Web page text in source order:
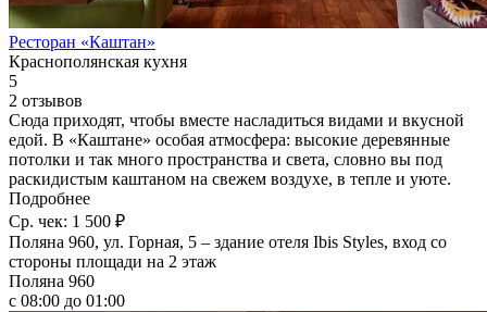
Ресторан «Каштан»
Краснополянская кухня
5
2 отзывов
Сюда приходят, чтобы вместе насладиться видами и вкусной
едой. В «Каштане» особая атмосфера: высокие деревянные
потолки и так много пространства и света, словно вы под
раскидистым каштаном на свежем воздухе, в тепле и уюте.
Подробнее
Ср. чек: 1 500 ₽
Поляна 960, ул. Горная, 5 – здание отеля Ibis Styles, вход со
стороны площади на 2 этаж
Поляна 960
с 08:00 до 01:00